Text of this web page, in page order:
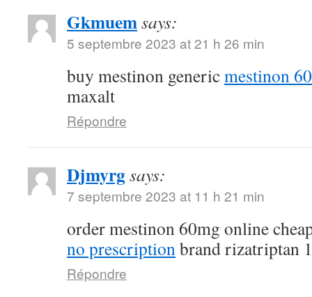
Gkmuemsays:
5 septembre 2023 at 21 h 26 min
buy mestinon genericmestinon
maxalt
Répondre
Djmyrgsays:
7 septembre 2023 at 11 h 21 min
order mestinon 60mg online
no prescriptionbrand rizatriptan
Répondre